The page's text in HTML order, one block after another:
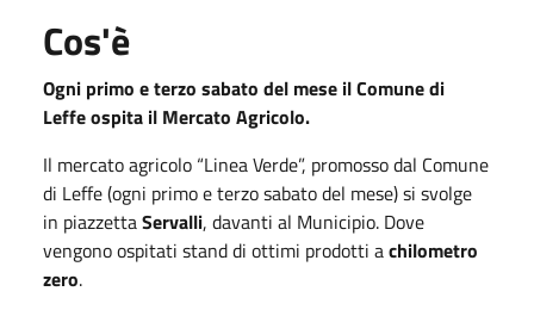
Cos'è
Ogni primo e terzo sabato del mese il Comune di
Leffe ospita il Mercato Agricolo.
Il mercato agricolo “Linea Verde”, promosso dal Comune
di Leffe (ogni primo e terzo sabato del mese) si svolge
in piazzettaServalli, davanti al Municipio. Dove
vengono ospitati stand di ottimi prodotti achilometro
zero.